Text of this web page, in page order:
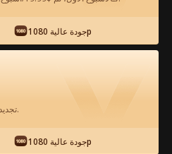
شاهد مجانًا جودة عالية 1080p
تجديد تلقائي. يمكنك الإلغاء في أي وقت.
جودة عالية 1080p